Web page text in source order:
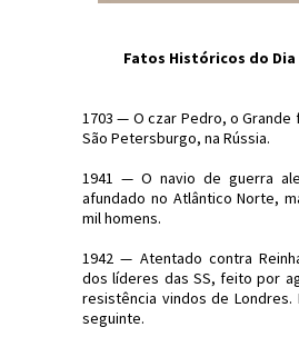
Fatos Históricos do Dia
1703 — O czar Pedro, o Grande
São Petersburgo, na Rússia.
1941 — O navio de guerra
afundado no Atlântico Norte,
mil homens.
1942 — Atentado contra
dos líderes das SS, feito por
resistência vindos de Londres.
seguinte.